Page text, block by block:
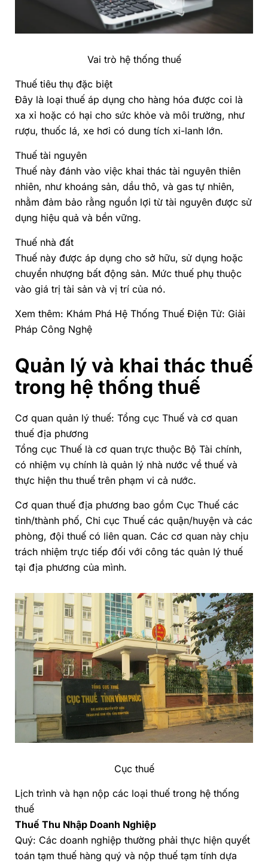
Vai trò hệ thống thuế
Thuế tiêu thụ đặc biệt
Đây là loại thuế áp dụng cho hàng hóa được coi là
xa xỉ hoặc có hại cho sức khỏe và môi trường, như
rượu, thuốc lá, xe hơi có dung tích xi-lanh lớn.
Thuế tài nguyên
Thuế này đánh vào việc khai thác tài nguyên thiên
nhiên, như khoáng sản, dầu thô, và gas tự nhiên,
nhằm đảm bảo rằng nguồn lợi từ tài nguyên được sử
dụng hiệu quả và bền vững.
Thuế nhà đất
Thuế này được áp dụng cho sở hữu, sử dụng hoặc
chuyển nhượng bất động sản. Mức thuế phụ thuộc
vào giá trị tài sản và vị trí của nó.
Xem thêm: Khám Phá Hệ Thống Thuế Điện Tử: Giải
Pháp Công Nghệ
Quản lý và khai thác thuế
trong hệ thống thuế
Cơ quan quản lý thuế: Tổng cục Thuế và cơ quan
thuế địa phương
Tổng cục Thuế là cơ quan trực thuộc Bộ Tài chính,
có nhiệm vụ chính là quản lý nhà nước về thuế và
thực hiện thu thuế trên phạm vi cả nước.
Cơ quan thuế địa phương bao gồm Cục Thuế các
tỉnh/thành phố, Chi cục Thuế các quận/huyện và các
phòng, đội thuế có liên quan. Các cơ quan này chịu
trách nhiệm trực tiếp đối với công tác quản lý thuế
tại địa phương của mình.
Cục thuế
Lịch trình và hạn nộp các loại thuế trong hệ thống
thuế
Thuế Thu Nhập Doanh Nghiệp
Quý: Các doanh nghiệp thường phải thực hiện quyết
toán tạm thuế hàng quý và nộp thuế tạm tính dựa